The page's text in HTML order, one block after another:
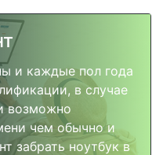
и каждые пол года
в случае
возможно
чем обычно и
забрать ноутбук в